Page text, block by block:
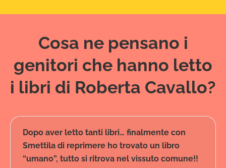
Cosa ne pensano i
genitori che hanno letto
i libri di Roberta Cavallo?
Dopo aver letto tanti libri… finalmente con
Smettila di reprimere ho trovato un libro
“umano”, tutto si ritrova nel vissuto comune!!